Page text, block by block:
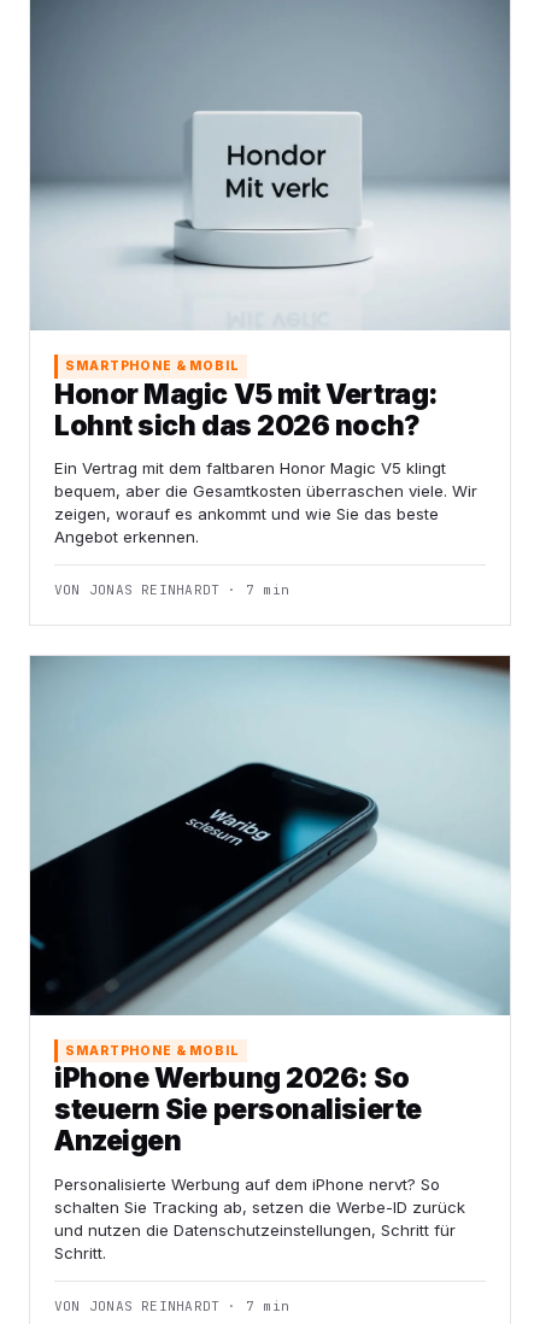
SMARTPHONE & MOBIL
Honor Magic V5 mit Vertrag:
Lohnt sich das 2026 noch?
Ein Vertrag mit dem faltbaren Honor Magic V5 klingt
bequem, aber die Gesamtkosten überraschen viele. Wir
zeigen, worauf es ankommt und wie Sie das beste
Angebot erkennen.
VON JONAS REINHARDT · 7 min
SMARTPHONE & MOBIL
iPhone Werbung 2026: So
steuern Sie personalisierte
Anzeigen
Personalisierte Werbung auf dem iPhone nervt? So
schalten Sie Tracking ab, setzen die Werbe-ID zurück
und nutzen die Datenschutzeinstellungen, Schritt für
Schritt.
VON JONAS REINHARDT · 7 min